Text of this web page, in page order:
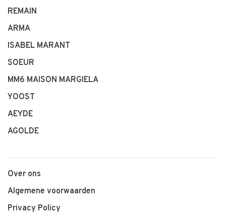
REMAIN
ARMA
ISABEL MARANT
SOEUR
MM6 MAISON MARGIELA
YOOST
AEYDE
AGOLDE
Over ons
Algemene voorwaarden
Privacy Policy